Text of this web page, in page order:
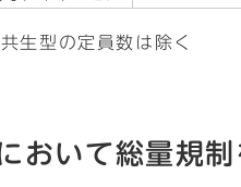
生型の定員数は除く
おいて総量規